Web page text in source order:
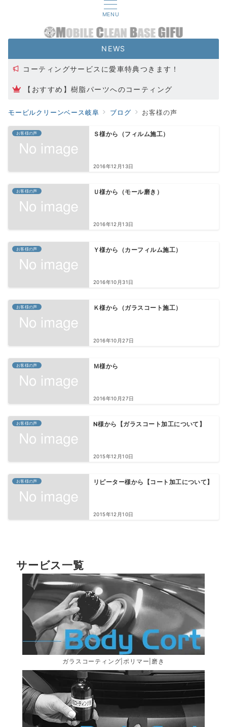
MENU
NEWS
コーティングサービスに愛車特典つきます！
【おすすめ】樹脂パーツへのコーティング
代表取締役交代のお知らせ
カーフィルムキャンペーン実施中！
モービルクリーンベース岐阜 ブログ お客様の声
お客様の声 Ｓ様から（フィルム施工）
2016年12月13日
お客様の声 Ｕ様から（モール磨き）
2016年12月13日
お客様の声 Ｙ様から（カーフィルム施工）
2016年10月31日
お客様の声 Ｋ様から（ガラスコート施工）
2016年10月27日
お客様の声 Ｍ様から
2016年10月27日
お客様の声 N様から【ガラスコート加工について】
2015年12月10日
お客様の声 リピーター様から【コート加工について】
2015年12月10日
サービス一覧
ガラスコーティング|ポリマー|磨き